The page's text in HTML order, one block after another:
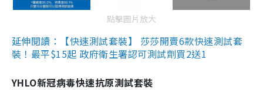
點擊圖片放大
延伸閱讀：【快速測試套裝】 莎莎開賣6款快速測試套
裝！最平$15起 政府衛生署認可測試劑買2送1
YHLO新冠病毒快速抗原測試套裝